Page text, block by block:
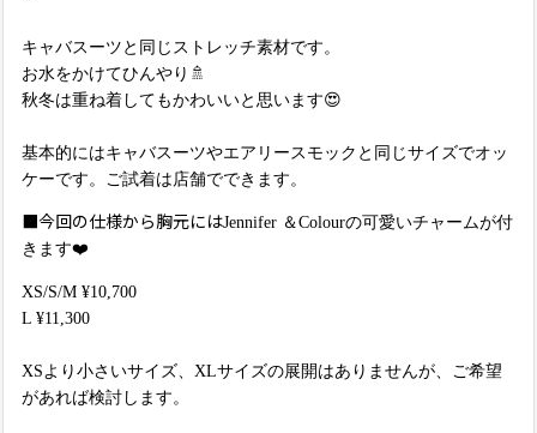
キャバスーツと同じストレッチ素材です。
お水をかけてひんやり🚿
秋冬は重ね着してもかわいいと思います😍
基本的にはキャバスーツやエアリースモックと同じサイズでオッ
ケーです。
ご試着は店舗でできます。
■今回の仕様から胸元にはJennifer ＆Colourの可愛いチャームが付
きます❤️
XS/S/M ¥10,700
L ¥11,300
XSより小さいサイズ、XLサイズの展開はありませんが、ご希望
があれば検討します。